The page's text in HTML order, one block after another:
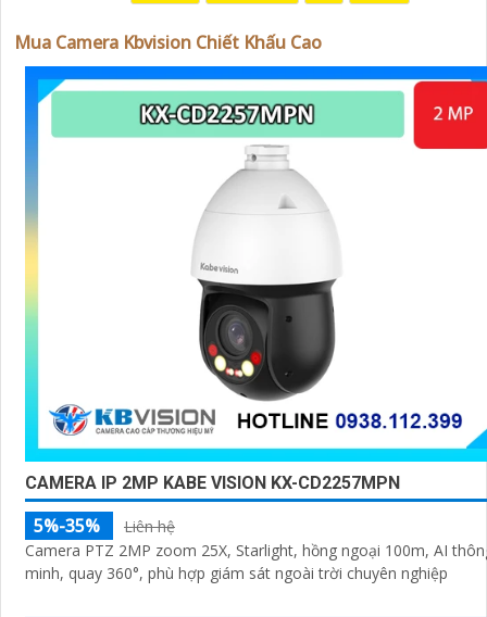
trong việc tiếp cận khách hàng và tăng cơ hội bán hàng
bạn. Nếu có bất kỳ yêu cầu hay câu hỏi nào khác, bạn có
chia sẻ để tôi hỗ trợ bạn tốt hơn!
Mua Camera Kbvision Chiết Khấu Cao
CAMERA IP 2MP KABE VISION KX-CD2257MPN
5%-35%
Liên hệ
Camera PTZ 2MP zoom 25X, Starlight, hồng ngoại 100m, AI
minh, quay 360°, phù hợp giám sát ngoài trời chuyên nghiệp